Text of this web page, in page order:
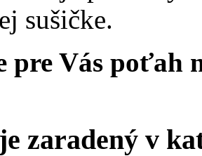
sušičke.
pre Vás poťah
zaradený v